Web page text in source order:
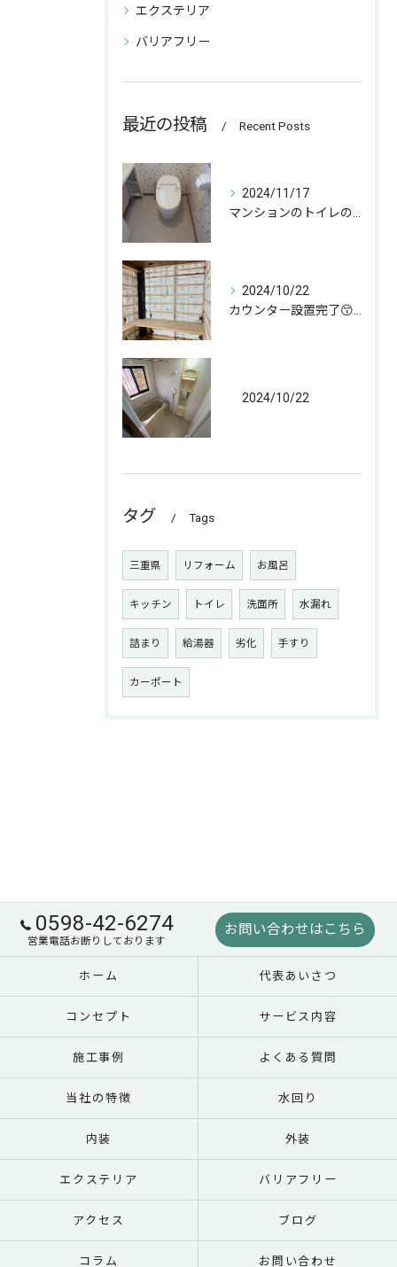
エクステリア
バリアフリー
最近の投稿 Recent Posts
2024/11/17
マンションのトイレの取替をさせて頂きました☀️
2024/10/22
カウンター設置完了😙 なんとか😁
2024/10/22
タグ Tags
三重県 リフォーム お風呂
キッチン トイレ 洗面所 水漏れ
詰まり 給湯器 劣化 手すり
カーポート
0598-42-6274
営業電話お断りしております
お問い合わせはこちら
ホーム 代表あいさつ
コンセプト サービス内容
施工事例 よくある質問
当社の特徴 水回り
内装 外装
エクステリア バリアフリー
アクセス ブログ
コラム お問い合わせ